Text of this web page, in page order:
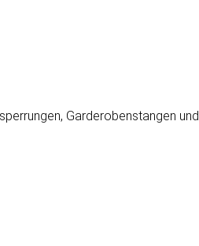
Garderobenstangen und